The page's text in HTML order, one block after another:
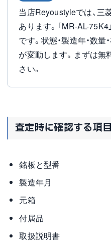
当店Reyoustyleでは、三
あります。「MR-AL-
です。状態・製造年・数
が変動します。まずは
さい。
査定時に確認する項目
銘板と型番
製造年月
元箱
付属品
取扱説明書